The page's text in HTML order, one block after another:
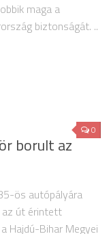
maga a
biztonságát. ..
0
borult az
ös autópályára
az út érintett
Hajdú-Bihar Megyei